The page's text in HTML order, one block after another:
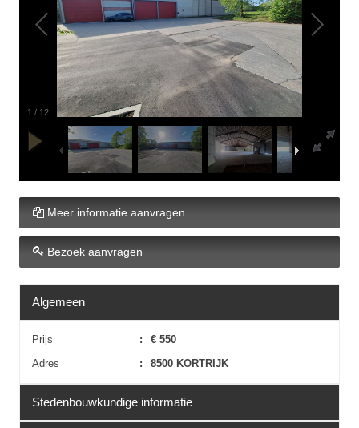
1 / 12
Meer informatie aanvragen
Bezoek aanvragen
Algemeen
Prijs :
€ 550
Adres
: 8500 KORTRIJK
Stedenbouwkundige informatie